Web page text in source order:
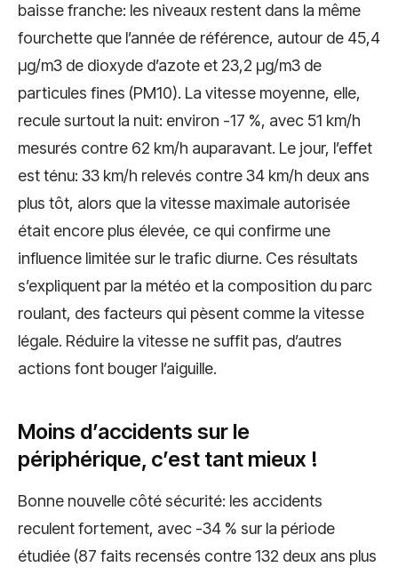
baisse franche: les niveaux restent dans la même
fourchette que l’année de référence, autour de 45,4
µg/m3 de dioxyde d’azote et 23,2 µg/m3 de
particules fines (PM10). La vitesse moyenne, elle,
recule surtout la nuit: environ -17 %, avec 51 km/h
mesurés contre 62 km/h auparavant. Le jour, l’effet
est ténu: 33 km/h relevés contre 34 km/h deux ans
plus tôt, alors que la vitesse maximale autorisée
était encore plus élevée, ce qui confirme une
influence limitée sur le trafic diurne. Ces résultats
s’expliquent par la météo et la composition du parc
roulant, des facteurs qui pèsent comme la vitesse
légale. Réduire la vitesse ne suffit pas, d’autres
actions font bouger l’aiguille.
Moins d’accidents sur le
périphérique, c’est tant mieux !
Bonne nouvelle côté sécurité: les accidents
reculent fortement, avec -34 % sur la période
étudiée (87 faits recensés contre 132 deux ans plus